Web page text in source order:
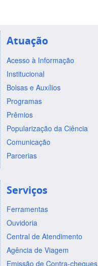
Atuação
Acesso à Informação
Institucional
Bolsas e Auxílios
Programas
Prêmios
Popularização da Ciência
Comunicação
Parcerias
Serviços
Ferramentas
Ouvidoria
Central de Atendimento
Agência de Viagem
Emissão de Contra-cheques